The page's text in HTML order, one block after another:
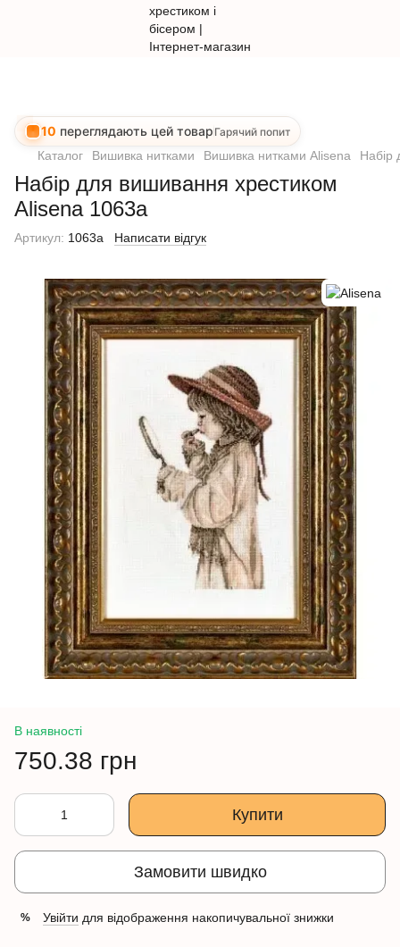
10 переглядають цей товар Гарячий попит
Каталог Вишивка нитками Вишивка нитками Alisena Набір
Набір для вишивання хрестиком
Alisena 1063а
Артикул: 1063а Написати відгук
В наявності
750.38 грн
Купити
Замовити швидко
% Увійти для відображення накопичувальної знижки